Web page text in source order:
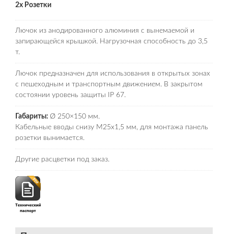
2x Розетки
Лючок из анодированного алюминия с вынемаемой и
запирающейся крышкой. Нагрузочная способность до 3,5
т.
Лючок предназначен для использования в открытых зонах
с пешеходным и транспортным движением. В закрытом
состоянии уровень защиты IP 67.
Габариты: Ø 250×150 мм.
Кабельные вводы снизу М25х1,5 мм, для монтажа панель
розетки вынимается.
Другие расцветки под заказ.